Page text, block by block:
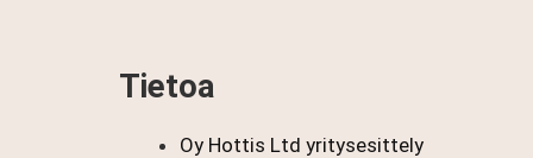
Tietoa
Oy Hottis Ltd yritysesittely